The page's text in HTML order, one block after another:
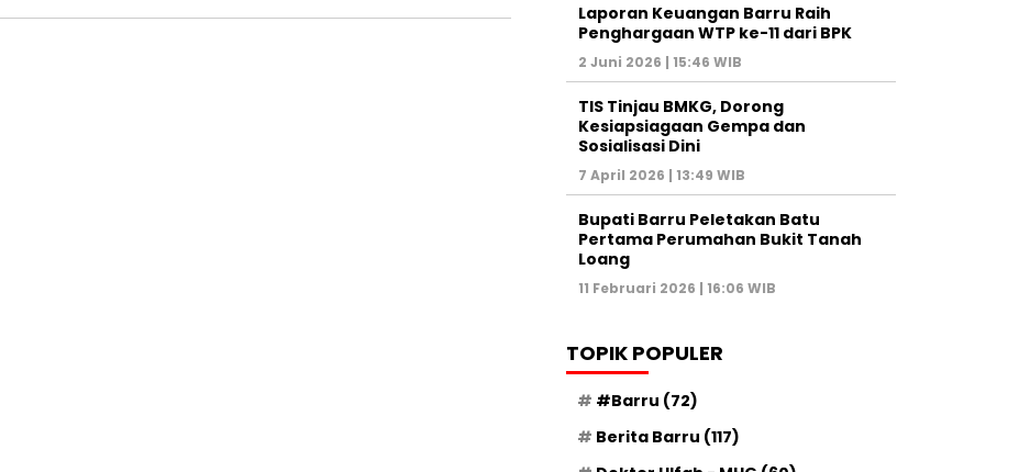
Laporan Keuangan Barru Raih
Penghargaan WTP ke-11 dari BPK
2 Juni 2026 | 15:46 WIB
TIS Tinjau BMKG, Dorong
Kesiapsiagaan Gempa dan
Sosialisasi Dini
7 April 2026 | 13:49 WIB
Bupati Barru Peletakan Batu
Pertama Perumahan Bukit Tanah
Loang
11 Februari 2026 | 16:06 WIB
TOPIK POPULER
#Barru (72)
Berita Barru (117)